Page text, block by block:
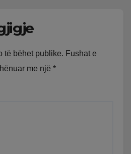
të bëhet publike. Fushat e
me një *